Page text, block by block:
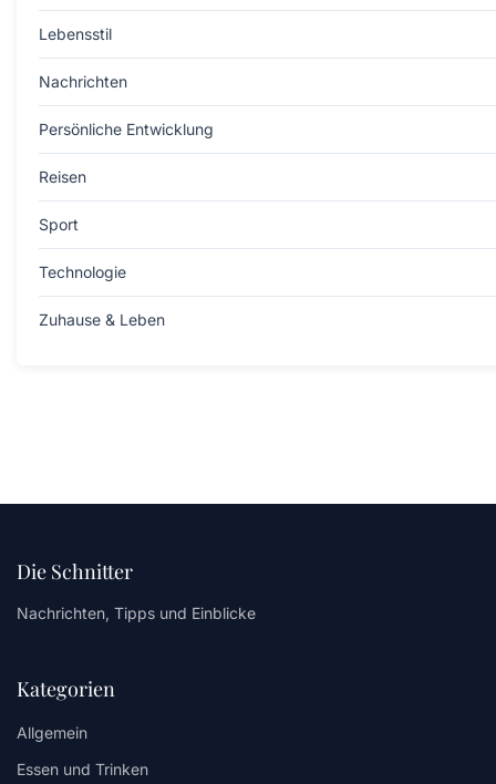
Lebensstil
Nachrichten
Persönliche Entwicklung
Reisen
Sport
Technologie
Zuhause & Leben
Die Schnitter
Nachrichten, Tipps und Einblicke
Kategorien
Allgemein
Essen und Trinken